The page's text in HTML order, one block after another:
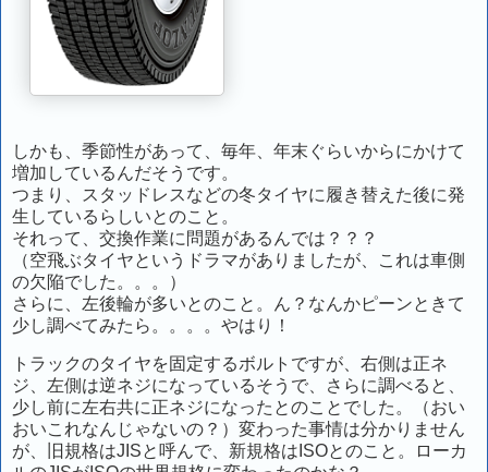
しかも、季節性があって、毎年、年末ぐらいからにかけて
増加しているんだそうです。
つまり、スタッドレスなどの冬タイヤに履き替えた後に発
生しているらしいとのこと。
それって、交換作業に問題があるんでは？？？
（空飛ぶタイヤというドラマがありましたが、これは車側
の欠陥でした。。。）
さらに、左後輪が多いとのこと。ん？なんかピーンときて
少し調べてみたら。。。。やはり！
トラックのタイヤを固定するボルトですが、右側は正ネ
ジ、左側は逆ネジになっているそうで、さらに調べると、
少し前に左右共に正ネジになったとのことでした。（おい
おいこれなんじゃないの？）変わった事情は分かりません
が、旧規格はJISと呼んで、新規格はISOとのこと。ローカ